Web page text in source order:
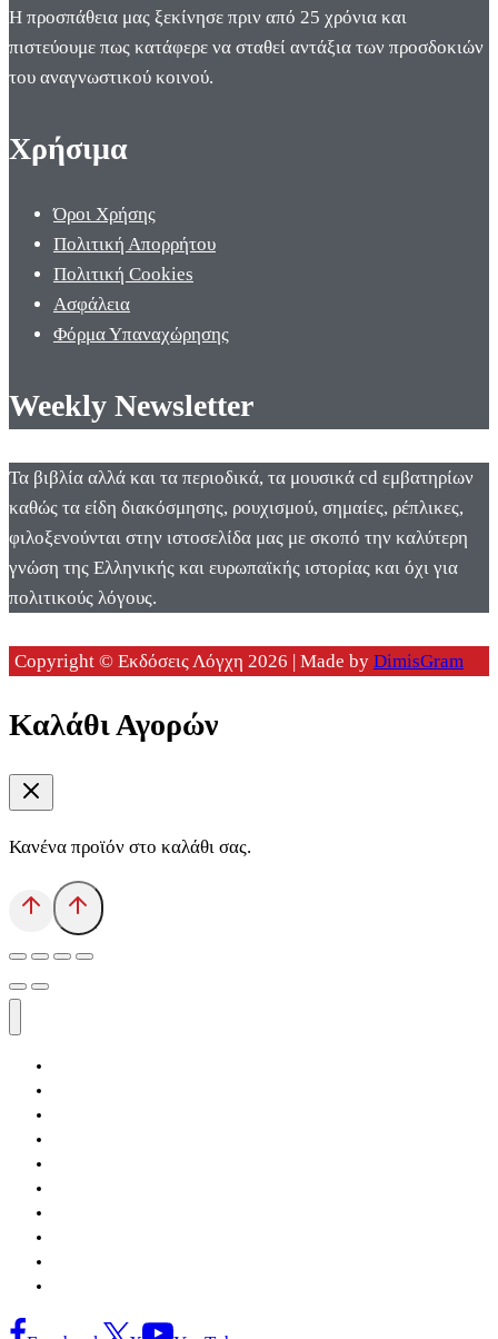
Η προσπάθεια μας ξεκίνησε πριν από 25 χρόνια και
πιστεύουμε πως κατάφερε να σταθεί αντάξια των προσδοκιών
του αναγνωστικού κοινού.
Χρήσιμα
Όροι Χρήσης
Πολιτική Απορρήτου
Πολιτική Cookies
Ασφάλεια
Φόρμα Υπαναχώρησης
Weekly Newsletter
Τα βιβλία αλλά και τα περιοδικά, τα μουσικά cd εμβατηρίων
καθώς τα είδη διακόσμησης, ρουχισμού, σημαίες, ρέπλικες,
φιλοξενούνται στην ιστοσελίδα μας με σκοπό την καλύτερη
γνώση της Ελληνικής και ευρωπαϊκής ιστορίας και όχι για
πολιτικούς λόγους.
Copyright © Εκδόσεις Λόγχη 2026 | Made by DimisGram
Καλάθι Αγορών
Κανένα προϊόν στο καλάθι σας.